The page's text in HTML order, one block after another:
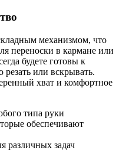
механизмом, что
переноски в кармане или
будете готовы к
резать или вскрывать.
хват и комфортное
типа руки
обеспечивают
различных задач